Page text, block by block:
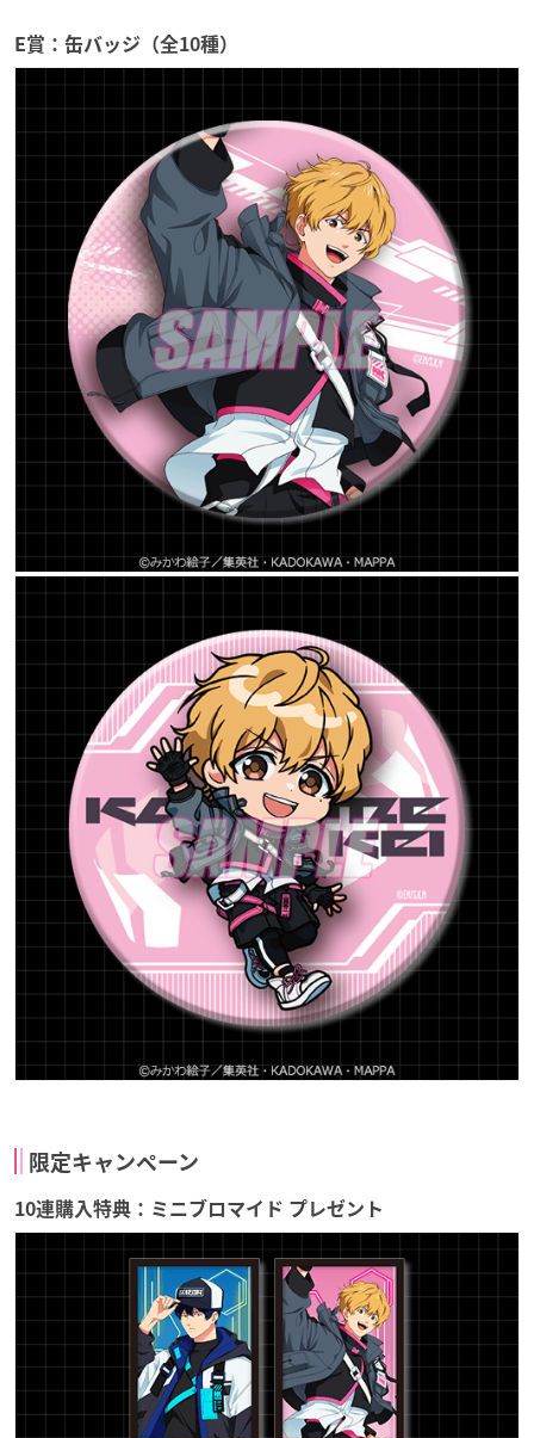
E賞：缶バッジ（全10種）
限定キャンペーン
10連購入特典：ミニブロマイド プレゼント